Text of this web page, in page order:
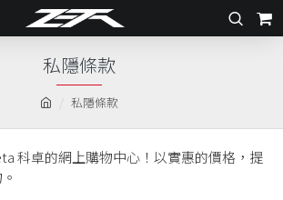
私隱條款
私隱條款
科卓的網上購物中心！以實惠的價格，提